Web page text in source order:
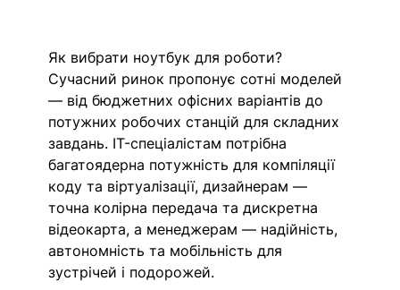
Як вибрати ноутбук для роботи?
Сучасний ринок пропонує сотні моделей
— від бюджетних офісних варіантів до
потужних робочих станцій для складних
завдань. IT-спеціалістам потрібна
багатоядерна потужність для компіляції
коду та віртуалізації, дизайнерам —
точна колірна передача та дискретна
відеокарта, а менеджерам — надійність,
автономність та мобільність для
зустрічей і подорожей.